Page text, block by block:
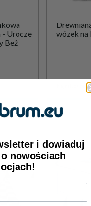
- Urocze
Beż
wózek na
Najniższa
i dowiaduj
nowościach